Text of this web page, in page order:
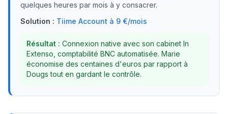
quelques heures par mois à y consacrer.
Solution : Tiime Account à 9 €/mois
Résultat : Connexion native avec son cabinet In
Extenso, comptabilité BNC automatisée. Marie
économise des centaines d'euros par rapport à
Dougs tout en gardant le contrôle.